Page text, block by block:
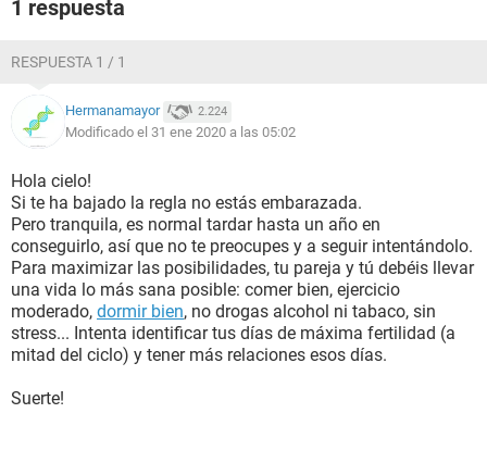
1 respuesta
RESPUESTA 1 / 1
Hermanamayor 2.224
Modificado el 31 ene 2020 a las 05:02
Hola cielo!
Si te ha bajado la regla no estás embarazada.
Pero tranquila, es normal tardar hasta un año en
conseguirlo, así que no te preocupes y a seguir intentándolo.
Para maximizar las posibilidades, tu pareja y tú debéis llevar
una vida lo más sana posible: comer bien, ejercicio
moderado, dormir bien, no drogas alcohol ni tabaco, sin
stress... Intenta identificar tus días de máxima fertilidad (a
mitad del ciclo) y tener más relaciones esos días.
Suerte!